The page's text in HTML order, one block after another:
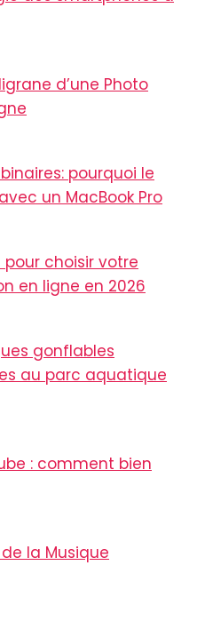
d’une Photo
pourquoi le
un MacBook Pro
pour choisir votre
en ligne en 2026
gonflables
au parc aquatique
: comment bien
la Musique